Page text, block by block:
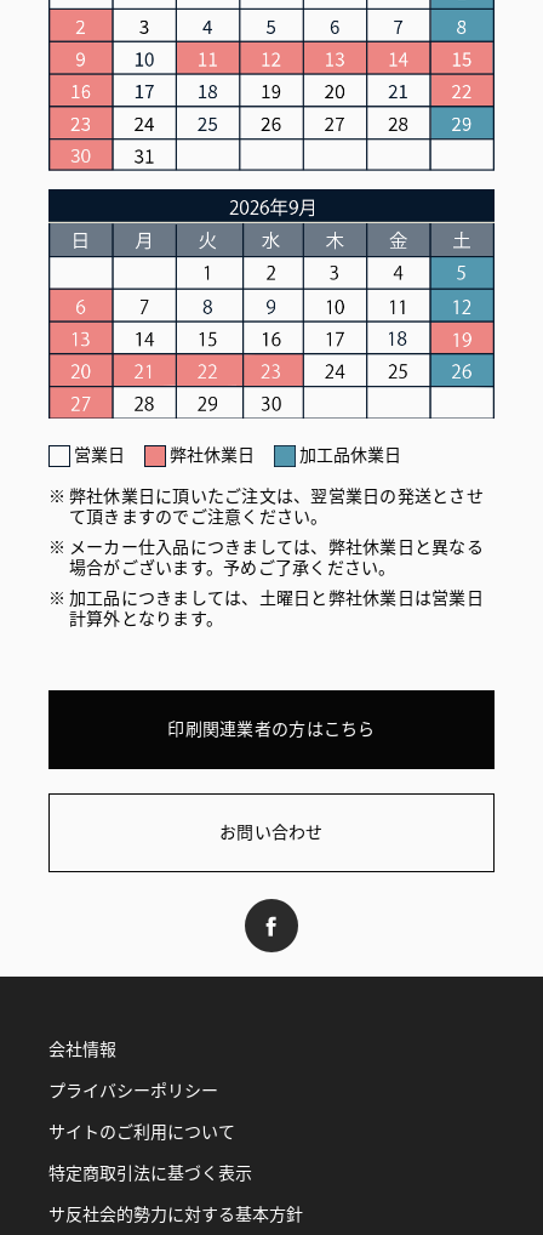
営業日 弊社休業日
加工品休業日
弊社休業日に頂いたご注文は、翌営業日の発送とさせ
て頂きますのでご注意ください。
メーカー仕入品につきましては、弊社休業日と異なる
場合がございます。予めご了承ください。
加工品につきましては、土曜日と弊社休業日は営業日
計算外となります。
印刷関連業者の方はこちら
お問い合わせ
会社情報
プライバシーポリシー
サイトのご利用について
特定商取引法に基づく表示
サ反社会的勢力に対する基本方針